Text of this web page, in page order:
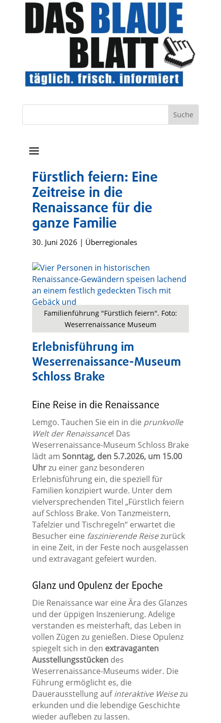
a
Fürstlich feiern: Eine
Zeitreise in die
Renaissance für die
ganze Familie
30. Juni 2026 | Überregionales
Familienführung "Fürstlich feiern". Foto:
Weserrenaissance Museum
Erlebnisführung im
Weserrenaissance-Museum
Schloss Brake
Eine Reise in die Renaissance
Lemgo. Tauchen Sie ein in die prunkvolle
Welt der Renaissance! Das
Weserrenaissance-Museum Schloss Brake
lädt am Sonntag, den 5.7.2026, um 15.00
Uhrzu einer ganz besonderen
Erlebnisführung ein, die speziell für
Familien konzipiert wurde. Unter dem
vielversprechenden Titel „Fürstlich feiern
auf Schloss Brake. Von Tanzmeistern,
Tafelzier und Tischregeln“ erwartet die
Besucher eine faszinierende Reisezurück
in eine Zeit, in der Feste noch ausgelassen
und extravagant gefeiert wurden.
Glanz und Opulenz der Epoche
Die Renaissance war eine Ära des Glanzes
und der üppigen Inszenierung. Adelige
verstanden es meisterhaft, das Leben in
vollen Zügen zu genießen. Diese Opulenz
spiegelt sich in den extravaganten
Ausstellungsstückendes
Weserrenaissance-Museums wider. Die
Führung ermöglicht es, die
Dauerausstellung aufinteraktive Weisezu
erkunden und die lebendige Geschichte
wieder aufleben zu lassen.